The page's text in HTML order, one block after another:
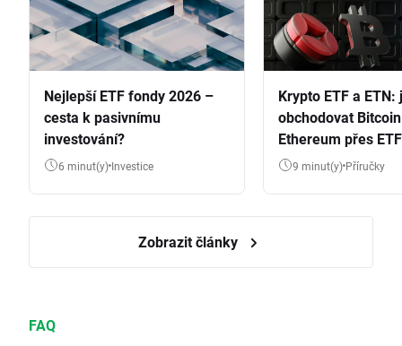
Nejlepší ETF fondy 2026 –
cesta k pasivnímu
investování?
6 minut(y) Investice
Krypto ETF a ETN:
obchodovat
Ethereum přes
9 minut(y) Příručky
Zobrazit články
FAQ